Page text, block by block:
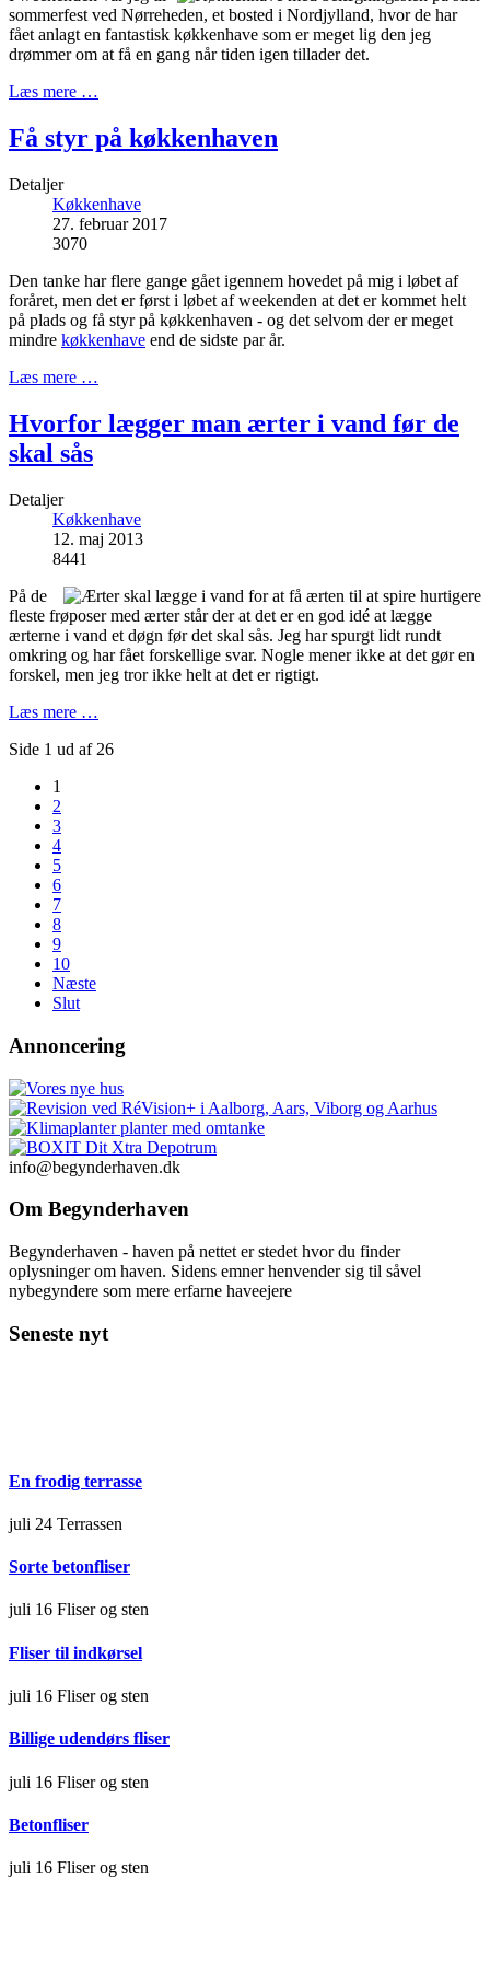
sommerfest ved Nørreheden, et bosted i Nordjylland, hvor de har
fået anlagt en fantastisk køkkenhave som er meget lig den jeg
drømmer om at få en gang når tiden igen tillader det.
Læs mere …
Få styr på køkkenhaven
Detaljer
Køkkenhave
27. februar 2017
3070
Den tanke har flere gange gået igennem hovedet på mig i løbet af
foråret, men det er først i løbet af weekenden at det er kommet helt
på plads og få styr på køkkenhaven - og det selvom der er meget
mindre køkkenhave end de sidste par år.
Læs mere …
Hvorfor lægger man ærter i vand før de
skal sås
Detaljer
Køkkenhave
12. maj 2013
8441
På de
fleste frøposer med ærter står der at det er en god idé at lægge
ærterne i vand et døgn før det skal sås. Jeg har spurgt lidt rundt
omkring og har fået forskellige svar. Nogle mener ikke at det gør en
forskel, men jeg tror ikke helt at det er rigtigt.
Læs mere …
Side 1 ud af 26
1
2
3
4
5
6
7
8
9
10
Næste
Slut
Annoncering
info@begynderhaven.dk
Om Begynderhaven
Begynderhaven - haven på nettet er stedet hvor du finder
oplysninger om haven. Sidens emner henvender sig til såvel
nybegyndere som mere erfarne haveejere
Seneste nyt
En frodig terrasse
juli 24 Terrassen
Sorte betonfliser
juli 16 Fliser og sten
Fliser til indkørsel
juli 16 Fliser og sten
Billige udendørs fliser
juli 16 Fliser og sten
Betonfliser
juli 16 Fliser og sten